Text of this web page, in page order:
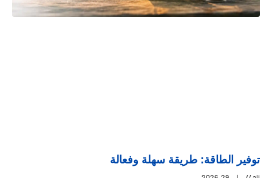
توفير الطاقة: طريقة سهلة وفعالة